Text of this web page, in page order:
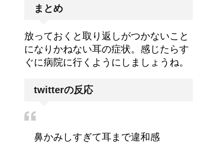
まとめ
放っておくと取り返しがつかないこと
になりかねない耳の症状。感じたらす
ぐに病院に行くようにしましょうね。
twitterの反応
鼻かみしすぎて耳まで違和感